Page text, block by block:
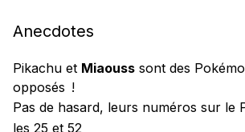
Anecdotes
Pikachu et Miaouss sont des
opposés !
Pas de hasard, leurs numéros sur le
les 25 et 52